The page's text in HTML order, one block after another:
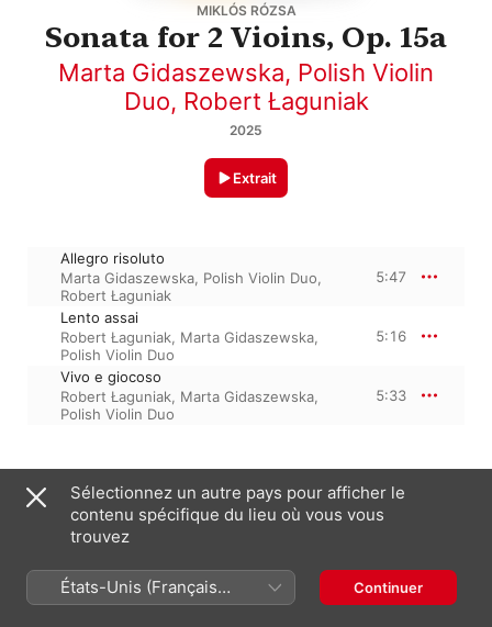
MIKLÓS RÓZSA
Sonata for 2 Vioins, Op. 15a
Marta Gidaszewska, Polish Violin
Duo, Robert Łaguniak
2025
Extrait
Allegro risoluto
Marta Gidaszewska, Polish Violin Duo,
Robert Łaguniak
5:47
Lento assai
Robert Łaguniak, Marta Gidaszewska,
Polish Violin Duo
5:16
Vivo e giocoso
Robert Łaguniak, Marta Gidaszewska,
Polish Violin Duo
5:33
28 novembre 2025
3 morceaux, 16 minutes
℗ 2025 SPMK
Sur l’album
Sélectionnez un autre pays pour afficher le
contenu spécifique du lieu où vous vous
trouvez
États-Unis (Français
France)
Continuer